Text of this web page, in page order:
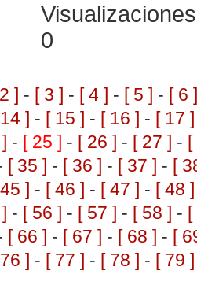
0
] - [ 3 ] - [ 4 ] - [ 5 ] - [ 6 ]
] - [ 15 ] - [ 16 ] - [ 17 ]
- [ 25 ] - [ 26 ] - [ 27 ] - [
[ 35 ] - [ 36 ] - [ 37 ] - [
] - [ 46 ] - [ 47 ] - [ 48 ]
- [ 56 ] - [ 57 ] - [ 58 ] - [
[ 66 ] - [ 67 ] - [ 68 ] - [
] - [ 77 ] - [ 78 ] - [ 79 ]